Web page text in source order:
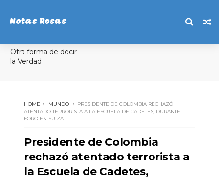
Notas Rosas
Otra forma de decir
la Verdad
HOME MUNDO
PRESIDENTE DE COLOMBIA RECHAZÓ
ATENTADO TERRORISTA A LA ESCUELA DE CADETES, DURANTE
FORO EN SUIZA
Presidente de Colombia
rechazó atentado terrorista a
la Escuela de Cadetes,